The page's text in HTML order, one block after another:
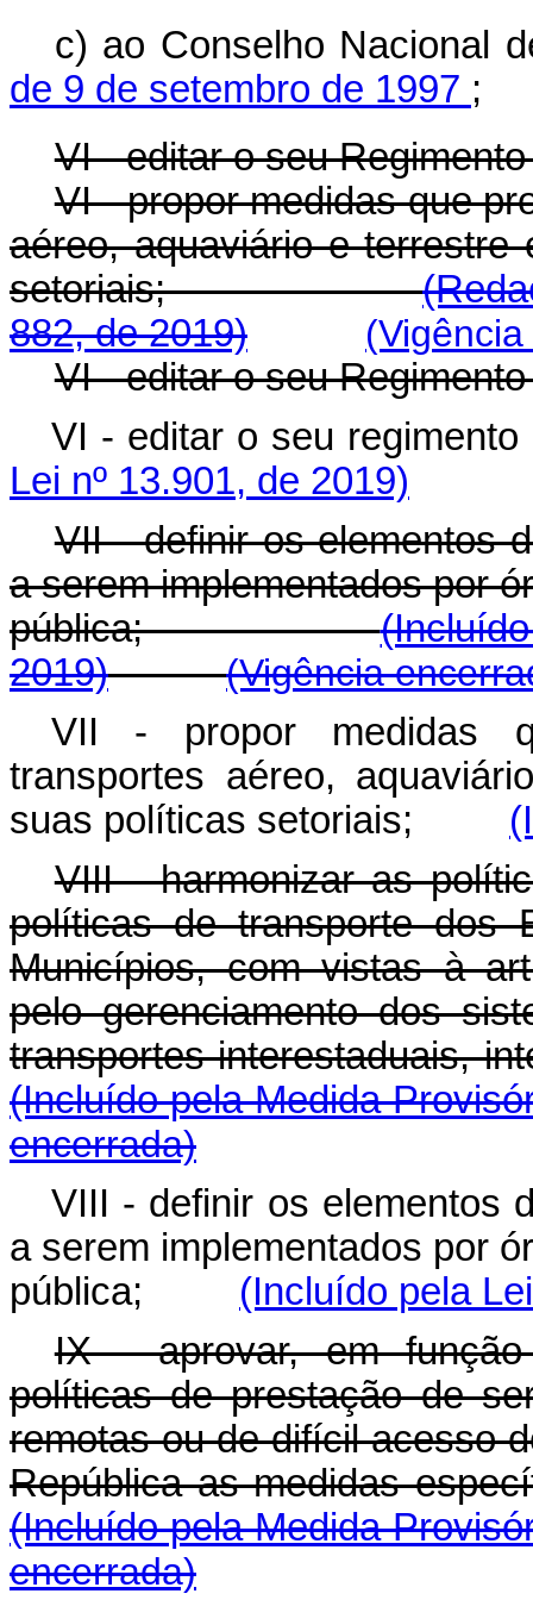
c) ao Conselho Nacional
de 9 de setembro de 1997 ;
VI - editar o seu
VI - propor medidas que
aéreo, aquaviário e
setoriais;
882, de 2019)
VI - editar o seu
VI - editar o seu
Lei nº 13.901, de 2019)
VII - definir os elementos
a serem implementados por
pública;
2019)
(Vigência
VII - propor medidas
transportes aéreo,
suas políticas setoriais;
VIII - harmonizar as
políticas de transporte dos
Municípios, com vistas à
pelo gerenciamento dos
transportes
(Incluído pela Medida
encerrada)
VIII - definir os elementos
a serem implementados por
pública; (Incluído pela
IX - aprovar, em
políticas de prestação de
remotas ou de difícil acesso
República as
(Incluído pela Medida
encerrada)